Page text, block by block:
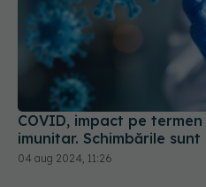
COVID, impact pe
imunitar. Schimbările
04 aug 2024, 11:26